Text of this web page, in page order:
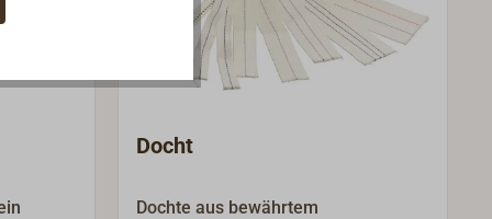
Docht
Dochte aus bewährtem